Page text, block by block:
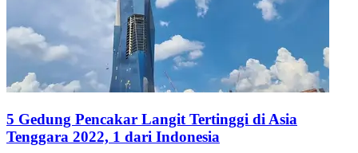
5 Gedung Pencakar Langit Tertinggi di Asia
Tenggara 2022, 1 dari Indonesia